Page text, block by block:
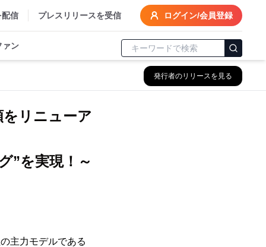
配信 プレスリリースを受信 ログイン/会員登録
ァン
発行者のリリースを見る
リニューア
”を実現！～
主力モデルである